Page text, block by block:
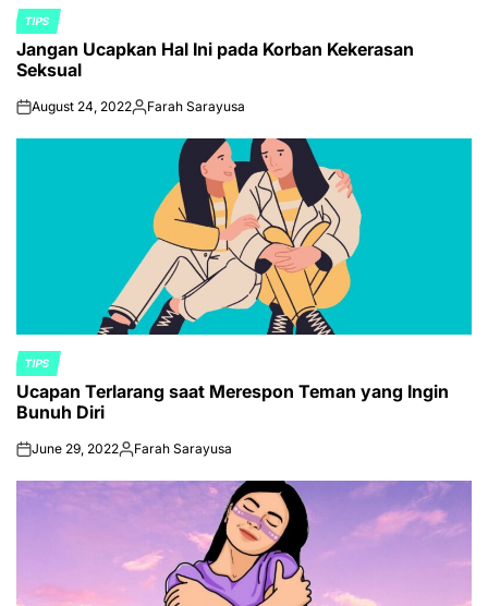
POSTED
IN
TIPS
Jangan Ucapkan Hal Ini pada Korban Kekerasan
Seksual
onAugust 24, 2022Posted
Farah Sarayusa
POSTED
IN
TIPS
Ucapan Terlarang saat Merespon Teman yang Ingin
Bunuh Diri
onJune 29, 2022Posted
Farah Sarayusa